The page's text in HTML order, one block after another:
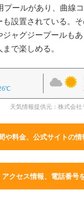
プールがあり、曲線
設置されている。
ャグジープールも
で楽しめる。
天気情報提供元：株式会
や料金、公式サイトの情
クセス情報、電話番号